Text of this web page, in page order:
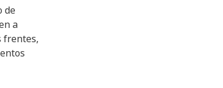
de
a
frentes,